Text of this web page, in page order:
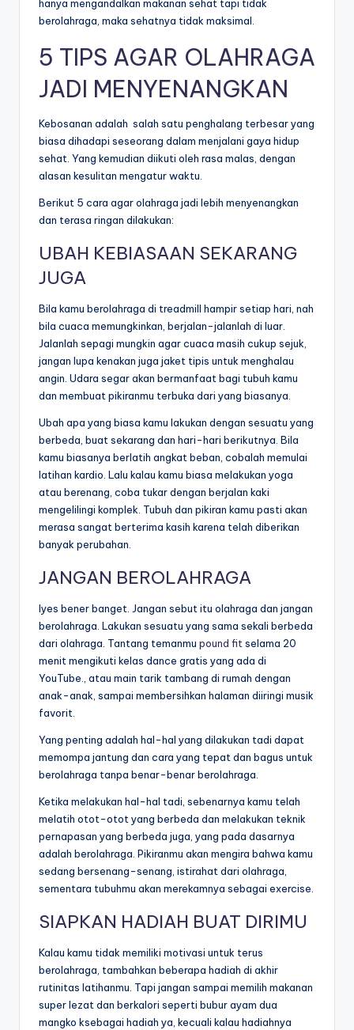
hanya mengandalkan makanan sehat tapi tidak
berolahraga, maka sehatnya tidak maksimal.
5 TIPS AGAR OLAHRAGA
JADI MENYENANGKAN
Kebosanan adalah salah satu penghalang terbesar yang
biasa dihadapi seseorang dalam menjalani gaya hidup
sehat. Yang kemudian diikuti oleh rasa malas, dengan
alasan kesulitan mengatur waktu.
Berikut 5 cara agar olahraga jadi lebih menyenangkan
dan terasa ringan dilakukan:
UBAH KEBIASAAN SEKARANG
JUGA
Bila kamu berolahraga di treadmill hampir setiap hari, nah
bila cuaca memungkinkan, berjalan-jalanlah di luar.
Jalanlah sepagi mungkin agar cuaca masih cukup sejuk,
jangan lupa kenakan juga jaket tipis untuk menghalau
angin. Udara segar akan bermanfaat bagi tubuh kamu
dan membuat pikiranmu terbuka dari yang biasanya.
Ubah apa yang biasa kamu lakukan dengan sesuatu yang
berbeda, buat sekarang dan hari-hari berikutnya. Bila
kamu biasanya berlatih angkat beban, cobalah memulai
latihan kardio. Lalu kalau kamu biasa melakukan yoga
atau berenang, coba tukar dengan berjalan kaki
mengelilingi komplek. Tubuh dan pikiran kamu pasti akan
merasa sangat berterima kasih karena telah diberikan
banyak perubahan.
JANGAN BEROLAHRAGA
Iyes bener banget. Jangan sebut itu olahraga dan jangan
berolahraga. Lakukan sesuatu yang sama sekali berbeda
dari olahraga. Tantang temanmu pound fit selama 20
menit mengikuti kelas dance gratis yang ada di
YouTube., atau main tarik tambang di rumah dengan
anak-anak, sampai membersihkan halaman diiringi musik
favorit.
Yang penting adalah hal-hal yang dilakukan tadi dapat
memompa jantung dan cara yang tepat dan bagus untuk
berolahraga tanpa benar-benar berolahraga.
Ketika melakukan hal-hal tadi, sebenarnya kamu telah
melatih otot-otot yang berbeda dan melakukan teknik
pernapasan yang berbeda juga, yang pada dasarnya
adalah berolahraga. Pikiranmu akan mengira bahwa kamu
sedang bersenang-senang, istirahat dari olahraga,
sementara tubuhmu akan merekamnya sebagai exercise.
SIAPKAN HADIAH BUAT DIRIMU
Kalau kamu tidak memiliki motivasi untuk terus
berolahraga, tambahkan beberapa hadiah di akhir
rutinitas latihanmu. Tapi jangan sampai memilih makanan
super lezat dan berkalori seperti bubur ayam dua
mangko ksebagai hadiah ya, kecuali kalau hadiahnya